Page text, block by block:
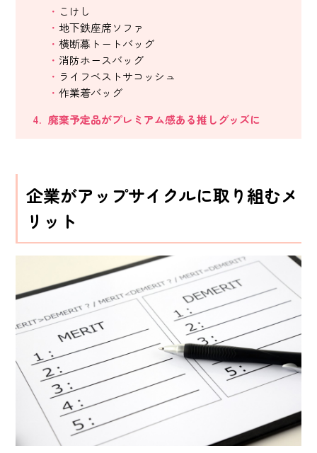
こけし
地下鉄座席ソファ
横断幕トートバッグ
消防ホースバッグ
ライフベストサコッシュ
作業着バッグ
廃棄予定品がプレミアム感ある推しグッズに
企業がアップサイクルに取り組むメ
リット